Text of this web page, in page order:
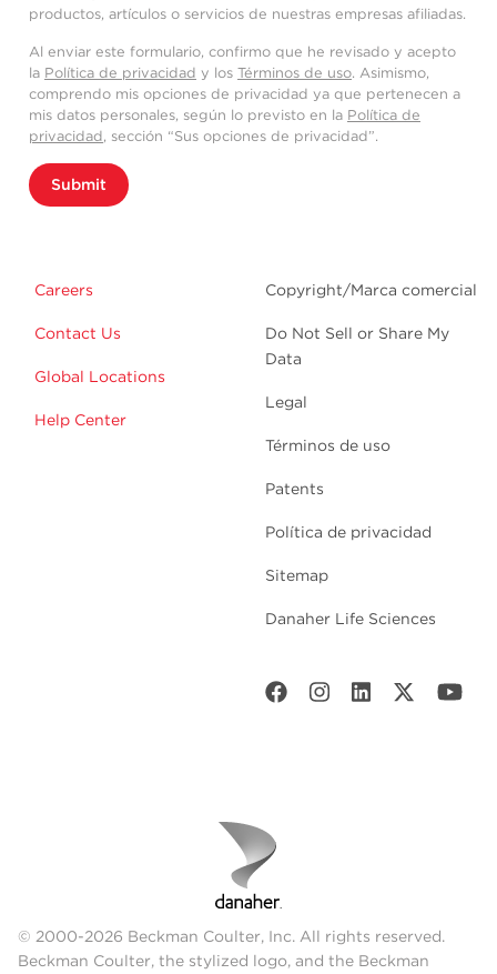
productos, artículos o servicios de nuestras empresas afiliadas.
Al enviar este formulario, confirmo que he revisado y acepto
la Política de privacidad y los Términos de uso. Asimismo,
comprendo mis opciones de privacidad ya que pertenecen a
mis datos personales, según lo previsto en la Política de
privacidad, sección “Sus opciones de privacidad”.
Submit
Careers
Contact Us
Global Locations
Help Center
Copyright/Marca comercial
Do Not Sell or Share My
Data
Legal
Términos de uso
Patents
Política de privacidad
Sitemap
Danaher Life Sciences
© 2000-2026 Beckman Coulter, Inc. All rights reserved.
Beckman Coulter, the stylized logo, and the Beckman